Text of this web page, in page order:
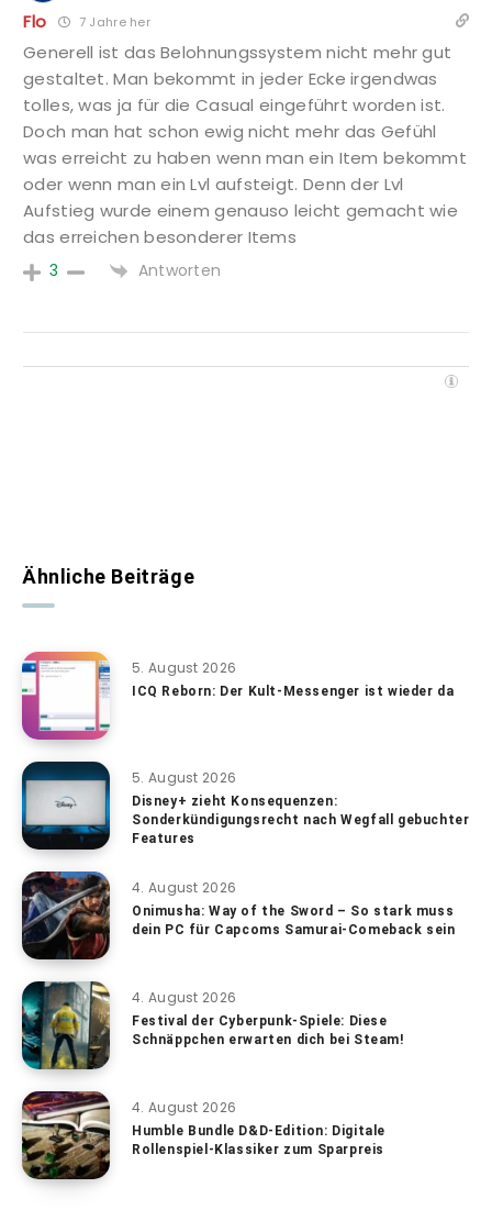
Flo 7 Jahre her
Generell ist das Belohnungssystem nicht mehr gut
gestaltet. Man bekommt in jeder Ecke irgendwas
tolles, was ja für die Casual eingeführt worden ist.
Doch man hat schon ewig nicht mehr das Gefühl
was erreicht zu haben wenn man ein Item bekommt
oder wenn man ein Lvl aufsteigt. Denn der Lvl
Aufstieg wurde einem genauso leicht gemacht wie
das erreichen besonderer Items
3 Antworten
Ähnliche Beiträge
5. August 2026
ICQ Reborn: Der Kult-Messenger ist wieder da
5. August 2026
Disney+ zieht Konsequenzen:
Sonderkündigungsrecht nach Wegfall gebuchter
Features
4. August 2026
Onimusha: Way of the Sword – So stark muss
dein PC für Capcoms Samurai-Comeback sein
4. August 2026
Festival der Cyberpunk-Spiele: Diese
Schnäppchen erwarten dich bei Steam!
4. August 2026
Humble Bundle D&D-Edition: Digitale
Rollenspiel-Klassiker zum Sparpreis